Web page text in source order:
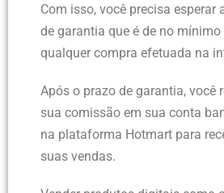
Com isso, você precisa esperar
de garantia que é de no
qualquer compra efetuada na
Após o prazo de garantia, você
sua comissão em sua conta
na plataforma Hotmart para
suas vendas.